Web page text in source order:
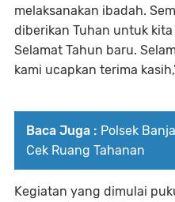
melaksanakan ibadah.
diberikan Tuhan untuk
Selamat Tahun baru.
kami ucapkan terima
Baca Juga : Polsek
Cek Ruang Tahanan
Kegiatan yang dimulai